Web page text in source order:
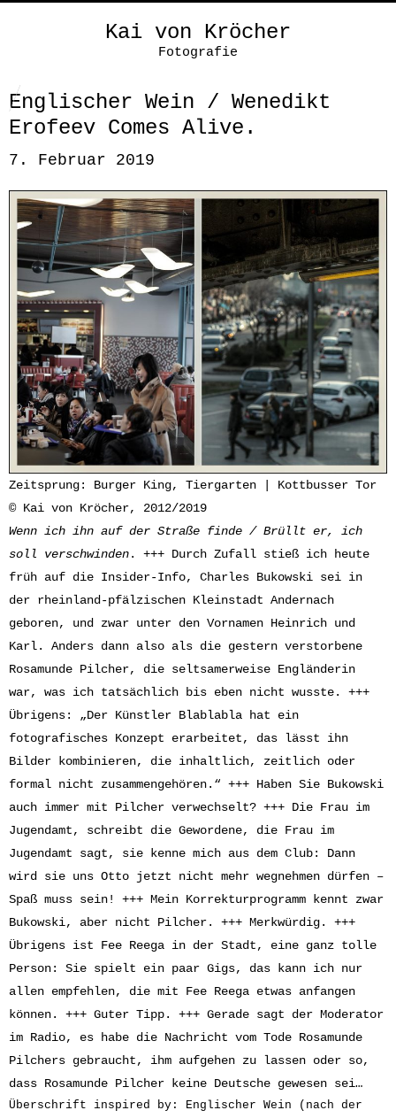
Kai von Kröcher
Fotografie
Englischer Wein / Wenedikt
Erofeev Comes Alive.
7. Februar 2019
Zeitsprung: Burger King, Tiergarten | Kottbusser Tor
© Kai von Kröcher, 2012/2019
Wenn ich ihn auf der Straße finde / Brüllt er, ich
soll verschwinden. +++ Durch Zufall stieß ich heute
früh auf die Insider-Info, Charles Bukowski sei in
der rheinland-pfälzischen Kleinstadt Andernach
geboren, und zwar unter den Vornamen Heinrich und
Karl. Anders dann also als die gestern verstorbene
Rosamunde Pilcher, die seltsamerweise Engländerin
war, was ich tatsächlich bis eben nicht wusste. +++
Übrigens: „Der Künstler Blablabla hat ein
fotografisches Konzept erarbeitet, das lässt ihn
Bilder kombinieren, die inhaltlich, zeitlich oder
formal nicht zusammengehören.“ +++ Haben Sie Bukowski
auch immer mit Pilcher verwechselt? +++ Die Frau im
Jugendamt, schreibt die Gewordene, die Frau im
Jugendamt sagt, sie kenne mich aus dem Club: Dann
wird sie uns Otto jetzt nicht mehr wegnehmen dürfen –
Spaß muss sein! +++ Mein Korrekturprogramm kennt zwar
Bukowski, aber nicht Pilcher. +++ Merkwürdig. +++
Übrigens ist Fee Reega in der Stadt, eine ganz tolle
Person: Sie spielt ein paar Gigs, das kann ich nur
allen empfehlen, die mit Fee Reega etwas anfangen
können. +++ Guter Tipp. +++ Gerade sagt der Moderator
im Radio, es habe die Nachricht vom Tode Rosamunde
Pilchers gebraucht, ihm aufgehen zu lassen oder so,
dass Rosamunde Pilcher keine Deutsche gewesen sei…
Überschrift inspired by: Englischer Wein (nach der